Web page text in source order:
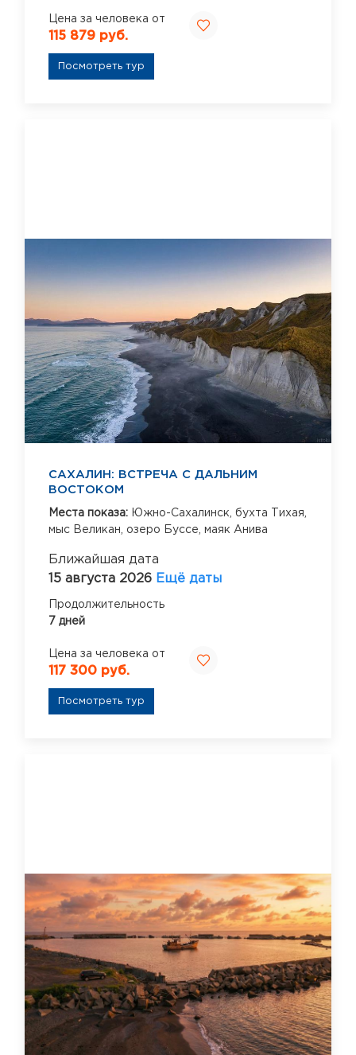
Цена за человека от
115 879 руб.
Посмотреть тур
САХАЛИН: ВСТРЕЧА С ДАЛЬНИМ
ВОСТОКОМ
Места показа: Южно-Сахалинск, бухта Тихая,
мыс Великан, озеро Буссе, маяк Анива
Ближайшая дата
15 августа 2026 Ещё даты
Продолжительность
7 дней
Цена за человека от
117 300 руб.
Посмотреть тур